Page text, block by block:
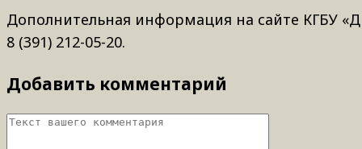
Дополнительная информация на сайте КГБУ
8 (391) 212-05-20.
Добавить комментарий